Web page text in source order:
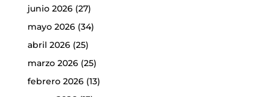
junio 2026(27)
mayo 2026(34)
abril 2026(25)
marzo 2026(25)
febrero 2026(13)